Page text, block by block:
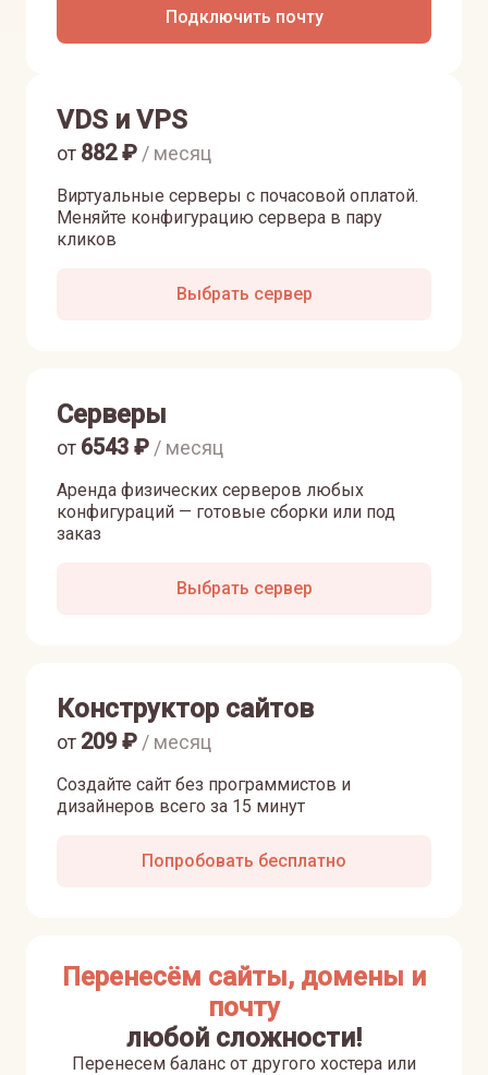
Подключить почту
VDS и VPS
Виртуальные серверы с почасовой оплатой.
Меняйте конфигурацию сервера в пару
кликов
от 882₽ / месяц
Выбрать сервер
Серверы
Аренда физических серверов любых
конфигураций — готовые сборки или под
заказ
от 6543 ₽ / месяц
Выбрать сервер
Конструктор сайтов
Создайте сайт без программистов и
дизайнеров всего за 15 минут
от 209₽ / месяц
Попробовать бесплатно
Перенесём сайты, домены и
почту
любой сложности!
Перенесем баланс от другого хостера или